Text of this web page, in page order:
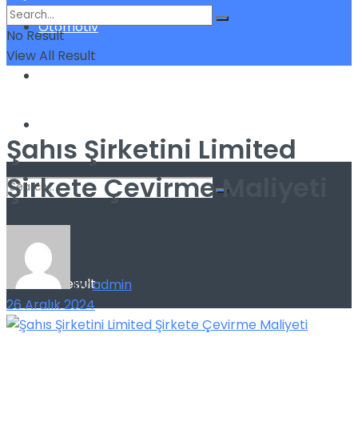
Otomotiv
View All Result
No Result
View All Result
Şahıs Şirketini Limited
Şirkete Çevirme Maliyeti
byadmin
26 Aralık 2024